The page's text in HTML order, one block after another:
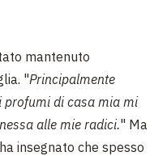
mantenuto
"Principalmente
profumi di casa mia mi
alle mie radici." Ma
insegnato che spesso